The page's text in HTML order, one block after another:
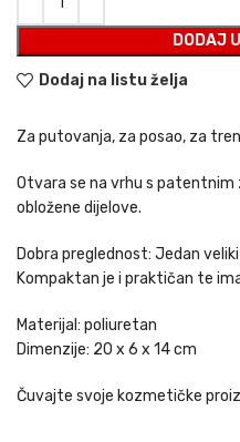
DODAJ
Dodaj na listu želja
Za putovanja, za posao, za
Otvara se na vrhu s
obložene dijelove.
Dobra preglednost: Jedan
Kompaktan je i praktičan te
Materijal: poliuretan
Dimenzije: 20 x 6 x 14 cm
Čuvajte svoje kozmetičke